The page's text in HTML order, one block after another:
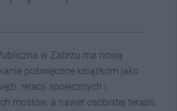
w Zabrzu ma nową
poświęcone książkom jako
relacji społecznych i
mostów, a nawet osobistej terapii.